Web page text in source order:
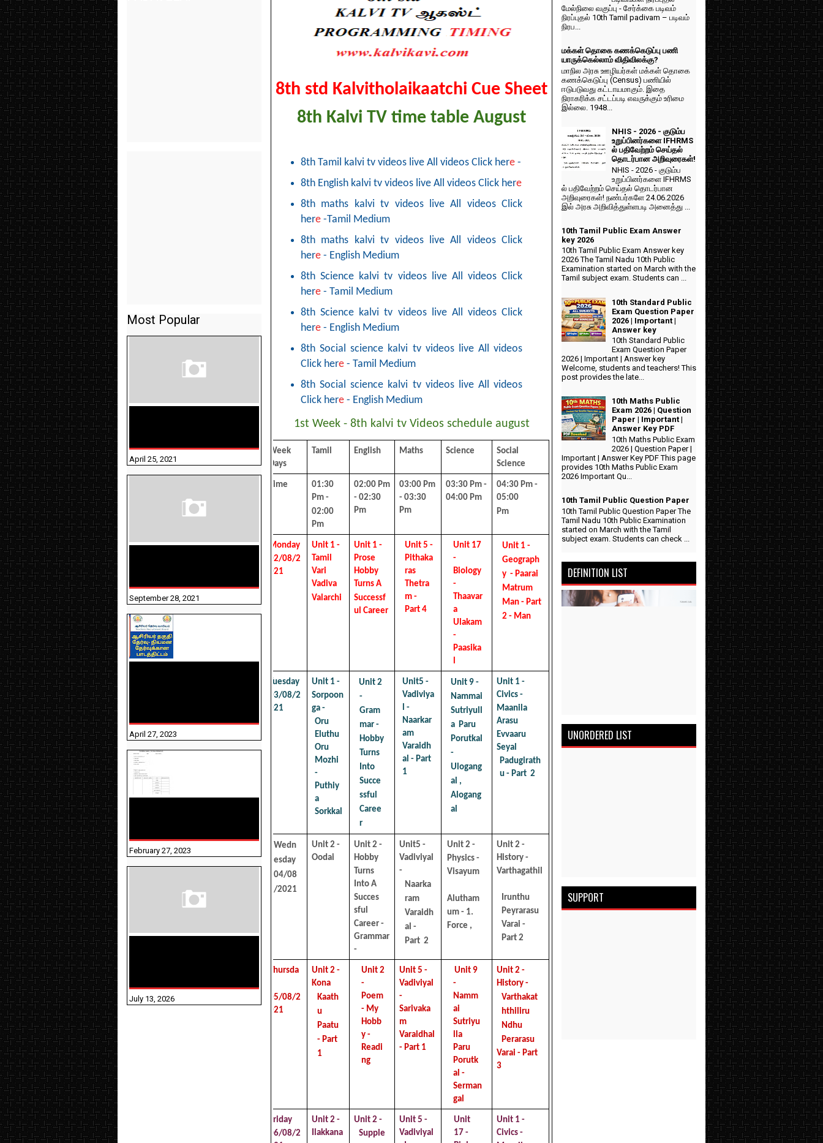
8th std Kalvitholaikaatchi Cue Sheet
8th Kalvi TV time table August
8th Tamil kalvi tv videos live All videos Click here -
8th English kalvi tv videos live All videos Click here
8th maths kalvi tv videos live All videos Click
here -Tamil Medium
8th maths kalvi tv videos live All videos Click
here - English Medium
8th Science kalvi tv videos live All videos Click
here - Tamil Medium
8th Science kalvi tv videos live All videos Click
here - English Medium
8th Social science kalvi tv videos live All videos
Click here - Tamil Medium
8th Social science kalvi tv videos live All videos
Click here - English Medium
1st Week -8th kalvi tv Videos schedule august
Week
Days
Tamil English Maths Science
Social
Science
Time
01:30
Pm -
02:00
Pm
02:00 Pm
- 02:30
Pm
03:00 Pm
- 03:30
Pm
03:30 Pm -
04:00 Pm
04:30 Pm -
05:00
Pm
Monday
02/08/2
021
Unit 1 -
Tamil
Vari
Vadiva
Valarchi
Unit 1 -
Prose
Hobby
Turns A
Successf
ul Career
Unit 5 -
Pithaka
ras
Thetra
m -
Part 4
Unit 17
-
Biology
-
Thaavar
a
Ulakam
-
Paasika
l
Unit 1 -
Geograph
y  - Paarai
Matrum
Man - Part
2 - Man
Tuesday
03/08/2
021
Unit 1 -
Sorpoon
ga -
Oru
Eluthu
Oru
Mozhi
-
Puthiy
a
Sorkkal
Unit 2
-
Gram
mar -
Hobby
Turns
Into
Succe
ssful
Caree
r
Unit5 -
Vadiviya
l -
Naarkar
am
Varaidh
al - Part
1
Unit 9 -
Nammai
Sutriyull
a  Paru
Porutkal
-
Ulogang
al ,
Alogang
al
Unit 1 -
Civics -
Maanila
Arasu
Evvaaru
Seyal
Padugirath
u - Part  2
Wedn
esday
04/08
/2021
Unit 2 -
Oodai
Unit 2 -
Hobby
Turns
Into A
Succes
sful
Career -
Grammar
-
Unit5 -
Vadiviyal
-
Naarka
ram
Varaidh
al -
Part  2
Unit 2 -
Physics -
Visayum
Alutham
um - 1.
Force ,
Unit 2 -
History -
Varthagathil
Irunthu
Peyrarasu
Varai -
Part 2
Thursda
05/08/2
021
Unit 2 -
Kona
Kaath
u
Paatu
- Part
1
Unit 2
-
Poem
- My
Hobb
y -
Readi
ng
Unit 5 -
Vadiviyal
-
Sarivaka
m
Varaidhal
- Part 1
Unit 9
-
Namm
ai
Sutriyu
lla
Paru
Porutk
al -
Serman
gal
Unit 2 -
History -
Varthakat
hthiliru
Ndhu
Perarasu
Varai - Part
3
Friday
06/08/2
Unit 2 -
Ilakkana
Unit 2 -
Supple
Unit 5 -
Vadiviyal
Unit
17 -
Unit 1 -
Civics -
Most Popular
April 25, 2021
September 28, 2021
April 27, 2023
February 27, 2023
July 13, 2026
மேல்நிலை வகுப்பு - சேர்க்கை படிவம்
நிரப்புதல் 10th Tamil padivam – படிவம்
நிரப...
மக்கள் தொகை கணக்கெடுப்பு பணி
யாருக்கெல்லாம் விதிவிலக்கு?
மாநில அரசு ஊழியர்கள் மக்கள் தொகை
கணக்கெடுப்பு (Census) பணியில்
ஈடுபடுவது கட்டாயமாகும். இதை
நிராகரிக்க சட்டப்படி எவருக்கும் உரிமை
இல்லை. 1948...
NHIS - 2026 - குடும்ப
உறுப்பினர்களை IFHRMS
ல் பதிவேற்றம் செய்தல்
தொடர்பான அறிவுரைகள்!
NHIS - 2026 - குடும்ப
உறுப்பினர்களை IFHRMS
ல் பதிவேற்றம் செய்தல் தொடர்பான
அறிவுரைகள்! நண்பர்களே 24.06.2026
இல் அரசு அறிவித்துள்ளபடி அனைத்து ...
10th Tamil Public Exam Answer
key 2026
10th Tamil Public Exam Answer key
2026 The Tamil Nadu 10th Public
Examination started on March with the
Tamil subject exam. Students can ...
10th Standard Public
Exam Question Paper
2026 | Important |
Answer key
10th Standard Public
Exam Question Paper
2026 | Important | Answer key
Welcome, students and teachers! This
post provides the late...
10th Maths Public
Exam 2026 | Question
Paper | Important |
Answer Key PDF
10th Maths Public Exam
2026 | Question Paper |
Important | Answer Key PDF This page
provides 10th Maths Public Exam
2026 Important Qu...
10th Tamil Public Question Paper
10th Tamil Public Question Paper The
Tamil Nadu 10th Public Examination
started on March with the Tamil
subject exam. Students can check ...
DEFINITION LIST
UNORDERED LIST
SUPPORT